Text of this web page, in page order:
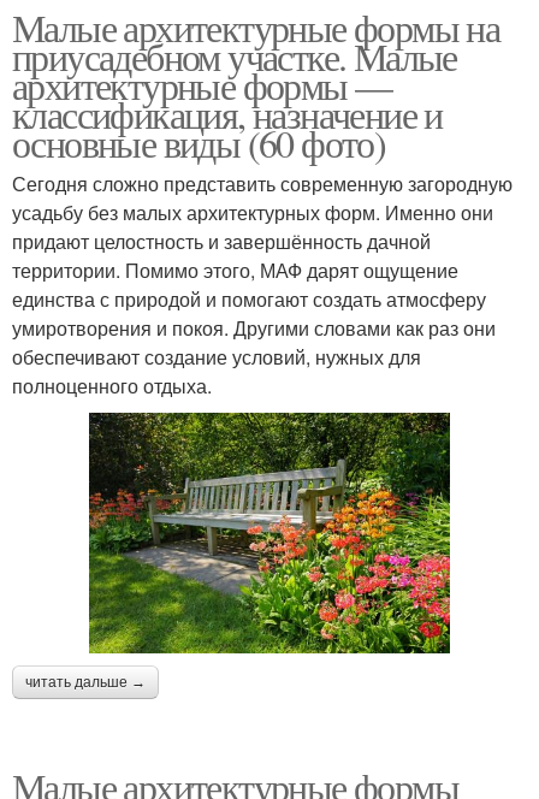
Малые архитектурные формы на
приусадебном участке. Малые
архитектурные формы —
классификация, назначение и
основные виды (60 фото)
Сегодня сложно представить современную загородную
усадьбу без малых архитектурных форм. Именно они
придают целостность и завершённость дачной
территории. Помимо этого, МАФ дарят ощущение
единства с природой и помогают создать атмосферу
умиротворения и покоя. Другими словами как раз они
обеспечивают создание условий, нужных для
полноценного отдыха.
читать дальше →
Малые архитектурные формы